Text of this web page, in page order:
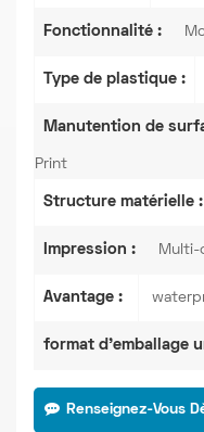
Fonctionnalité :
Type de plastique :
Manutention de
Print
Structure matérielle :
Impression : Multi-
Avantage :
format d'emballage
Renseignez-Vous